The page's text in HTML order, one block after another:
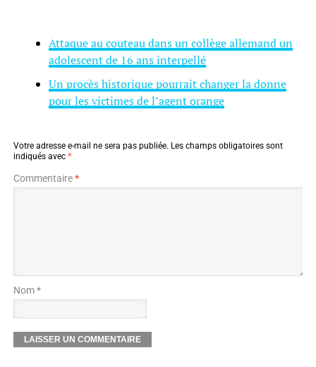
Attaque au couteau dans un collège allemand un
adolescent de 16 ans interpellé
Un procès historique pourrait changer la donne
pour les victimes de l’agent orange
Votre adresse e-mail ne sera pas publiée. Les champs obligatoires sont
indiqués avec *
Commentaire*
Nom *